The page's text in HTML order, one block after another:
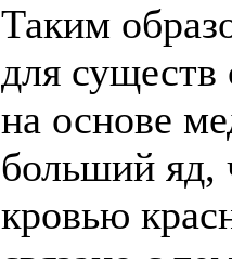
Таким
для существ
на основе
больший яд,
кровью